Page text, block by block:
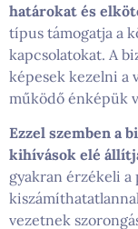
határokat és
típus támogatja a
kapcsolatokat. A
képesek kezelni a
működő énképük
Ezzel szemben a
kihívások elé
gyakran érzékeli
vezetnek